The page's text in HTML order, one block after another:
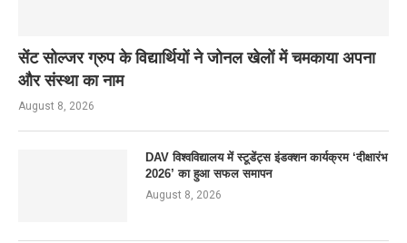
सेंट सोल्जर ग्रुप के विद्यार्थियों ने जोनल खेलों में चमकाया अपना
और संस्था का नाम
August 8, 2026
DAV विश्वविद्यालय में स्टूडेंट्स इंडक्शन कार्यक्रम ‘दीक्षारंभ
2026’ का हुआ सफल समापन
August 8, 2026